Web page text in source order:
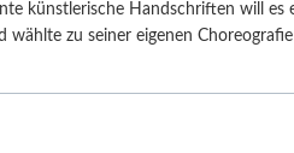
künstlerische Handschriften will
wählte zu seiner eigenen